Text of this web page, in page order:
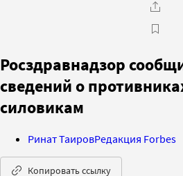
Росздравнадзор
сведений о
силовикам
Ринат ТаировРедакция Forbes
Копировать ссылку